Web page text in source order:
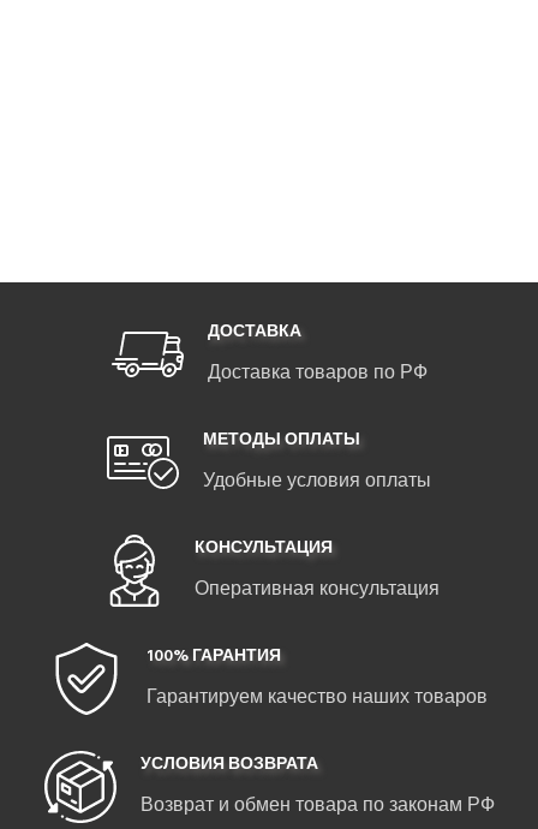
ДОСТАВКА
Доставка товаров по РФ
МЕТОДЫ ОПЛАТЫ
Удобные условия оплаты
КОНСУЛЬТАЦИЯ
Оперативная консультация
100% ГАРАНТИЯ
Гарантируем качество наших товаров
УСЛОВИЯ ВОЗВРАТА
Возврат и обмен товара по законам РФ